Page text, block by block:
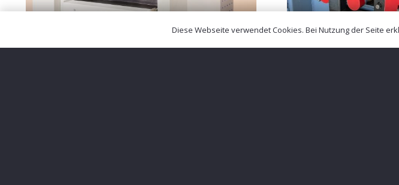
DickenhobelmaschinenDiese Webseite verwendet Cookies. Bei Nutzung der Seite